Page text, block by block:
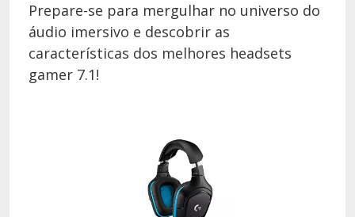
Prepare-se para mergulhar no universo do
áudio imersivo e descobrir as
características dos melhores headsets
gamer 7.1!